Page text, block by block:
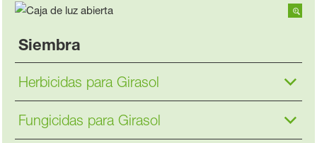
Siembra
Herbicidas para Girasol
Fungicidas para Girasol